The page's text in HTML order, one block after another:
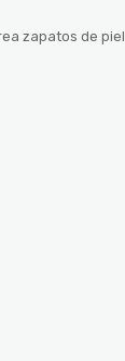
zapatos de piel